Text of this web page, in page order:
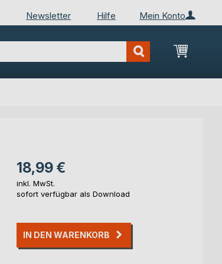
Mein Konto
Newsletter Hilfe
Mein
18,99 €
inkl. MwSt.
sofort verfügbar als Download
IN DEN WARENKORB